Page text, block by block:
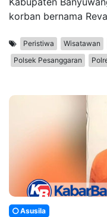
korban bernama
Peristiwa Wisatawan
Polsek Pesanggaran
Asusila